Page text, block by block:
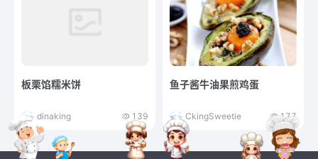
板栗馅糯米饼
dinaking 139
鱼子酱牛油果煎鸡蛋
CkingSweetie 177